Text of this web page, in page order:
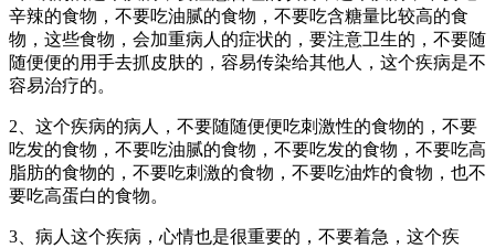
辛辣的食物，不要吃油腻的食物，不要吃含糖量比较高的食
物，这些食物，会加重病人的症状的，要注意卫生的，不要随
随便便的用手去抓皮肤的，容易传染给其他人，这个疾病是不
容易治疗的。
2、这个疾病的病人，不要随随便便吃刺激性的食物的，不要
吃发的食物，不要吃油腻的食物，不要吃发的食物，不要吃高
脂肪的食物的，不要吃刺激的食物，不要吃油炸的食物，也不
要吃高蛋白的食物。
3、病人这个疾病，心情也是很重要的，不要着急，这个疾